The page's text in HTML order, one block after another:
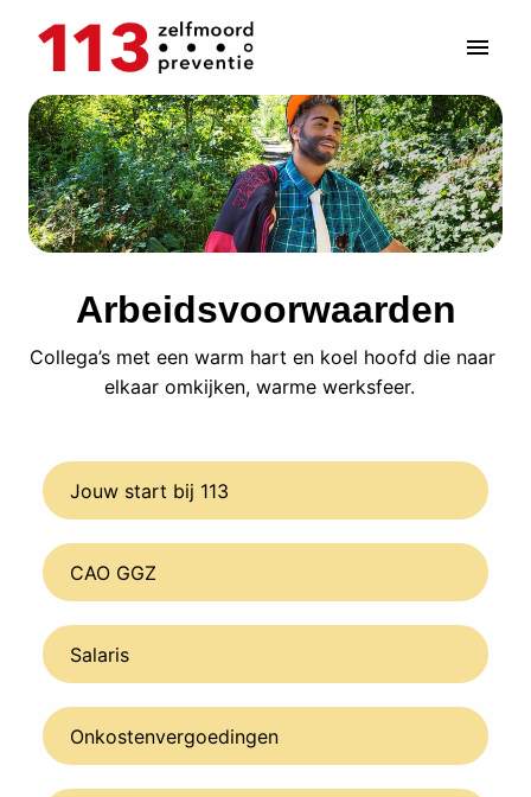
contentHomepagina
Arbeidsvoorwaarden
Collega’s met een warm hart en koel hoofd die naar
elkaar omkijken, warme werksfeer.
Jouw start bij 113
CAO GGZ
Salaris
Onkostenvergoedingen